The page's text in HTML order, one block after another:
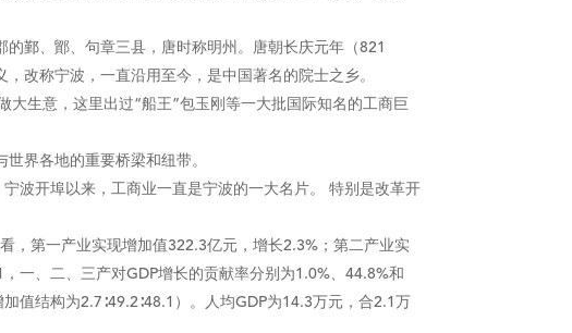
鄞、鄮、句章三县，唐时称明州。唐朝长庆元年（821
改称宁波，一直沿用至今，是中国著名的院士之乡。
生意，这里出过“船王”包玉刚等一大批国际知名的工商巨
界各地的重要桥梁和纽带。
开埠以来，工商业一直是宁波的一大名片。 特别是改革开
第一产业实现增加值322.3亿元，增长2.3%；第二产业实
一、二、三产对GDP增长的贡献率分别为1.0%、44.8%和
值结构为2.7∶49.2∶48.1）。人均GDP为14.3万元，合2.1万